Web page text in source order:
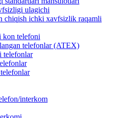
ulagichi
chiqish ichki xavfsizlik raqamli
telefoni
telefonlar (ATEX)
telefonlar
interkom